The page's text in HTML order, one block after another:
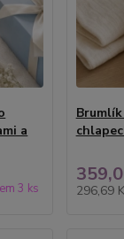
a
3 ks
296,69